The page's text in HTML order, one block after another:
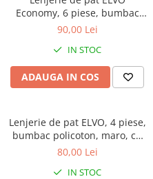
Economy, 6 piese, bumbac
policoton, neagra, cu papadii
90,00 Lei
IN STOC
ADAUGA IN COS
Lenjerie de pat ELVO, 4 piese,
bumbac policoton, maro, cu
flori albe
80,00 Lei
IN STOC